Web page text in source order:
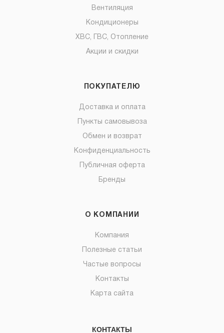
Вентиляция
Кондиционеры
ХВС, ГВС, Отопление
Акции и скидки
ПОКУПАТЕЛЮ
Доставка и оплата
Пункты самовывоза
Обмен и возврат
Конфиденциальность
Публичная оферта
Бренды
О КОМПАНИИ
Компания
Полезные статьи
Частые вопросы
Контакты
Карта сайта
КОНТАКТЫ